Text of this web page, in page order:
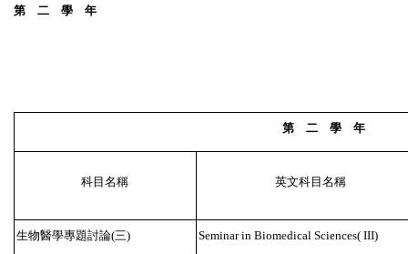
第 二 學 年
第 二 學 年
科目名稱 英文科目名稱
生物醫學專題討論(三) Seminar in Biomedical Sciences( III)